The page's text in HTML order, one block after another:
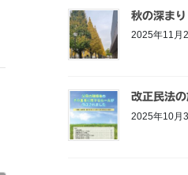
秋の深まり
2025年11月
改正民法の
2025年10月